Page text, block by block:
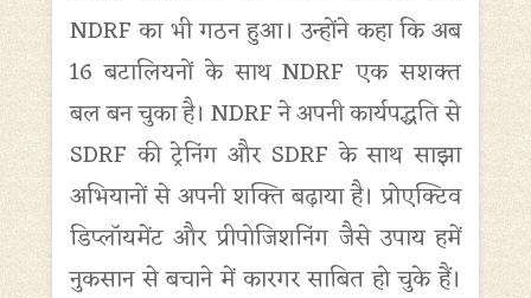
NDRF का भी गठन हुआ। उन्होंने कहा कि अब
16 बटालियनों के साथ NDRF एक सशक्त
बल बन चुका है। NDRF ने अपनी कार्यपद्धति से
SDRF की ट्रेनिंग और SDRF के साथ साझा
अभियानों से अपनी शक्ति बढ़ाया है। प्रोएक्टिव
डिप्लॉयमेंट और प्रीपोजिशनिंग जैसे उपाय हमें
नुकसान से बचाने में कारगर साबित हो चुके हैं।